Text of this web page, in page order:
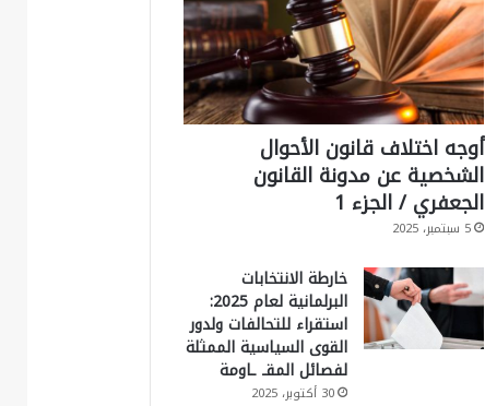
أوجه اختلاف قانون الأحوال
الشخصية عن مدونة القانون
الجعفري / الجزء 1
5 سبتمبر، 2025
خارطة الانتخابات
البرلمانية لعام 2025:
استقراء للتحالفات ولدور
القوى السياسية الممثلة
لفصائل المقـ ـاومة
30 أكتوبر، 2025